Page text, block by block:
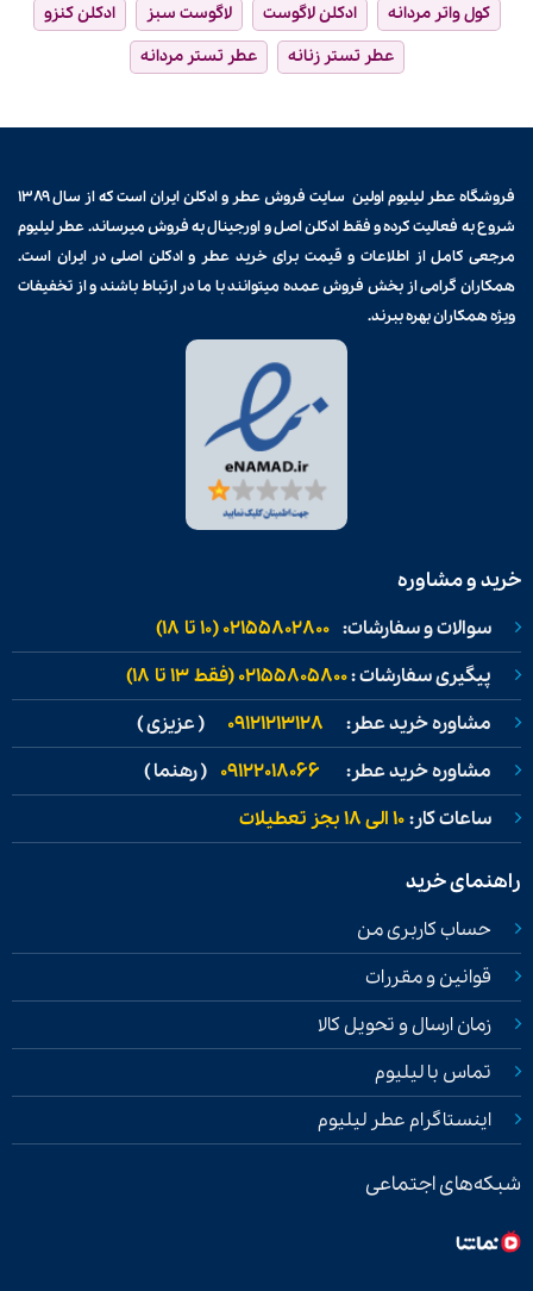
کول واتر مردانه
ادکلن لاگوست لاگوست سبز
ادکلن کنزو
عطر تستر زنانه
عطر تستر مردانه
فروشگاه عطر لیلیوم اولین سایت فروشعطر و ادکلن
ایران است که از سال ۱۳۸۹
شروع به فعالیت کرده و فقط ادکلن اصل و اورجینال به فروش میرساند. عطر لیلیوم
مرجعی کامل از اطلاعات و قیمت برایخرید عطر و ادکلن اصلی در ایران است.
همکاران گرامی از بخش فروش عمده میتوانند با ما در ارتباط باشند و از تخفیفات
ویژه همکاران بهره ببرند.
خرید و مشاوره
سوالات و سفارشات: 02155802800 (۱۰ تا ۱۸)
پیگیری سفارشات :02155805800 (فقط ۱۳ تا ۱۸)
مشاوره خرید عطر: 09121213128 ( عزیزی )
مشاوره خرید عطر: 09122018066 ( رهنما )
ساعات کار:۱۰ الی ۱۸ بجز تعطیلات
راهنمای خرید
حساب کاربری من
قوانین و مقررات
زمان ارسال و تحویل کالا
تماس با لیلیوم
اینستاگرام عطر لیلیوم
شبکه‌های اجتماعی